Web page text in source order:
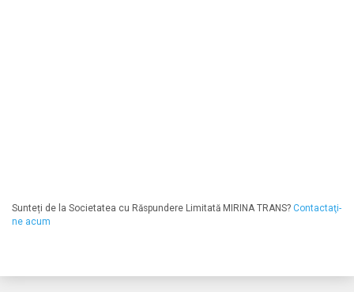
Sunteți de la Societatea cu Răspundere Limitată MIRINA TRANS? Contactaţi-
ne acum